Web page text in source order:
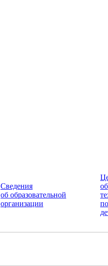
Сведения
об образовательной
организации